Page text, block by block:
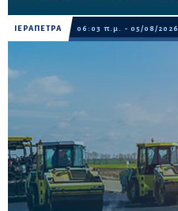
ΙΕΡΑΠΕΤΡΑ 06:03 π.μ. - 05/08/2026